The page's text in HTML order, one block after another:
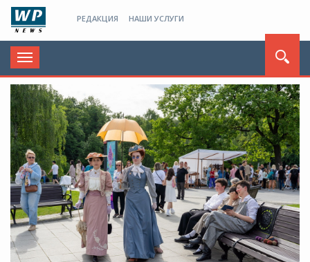
РЕДАКЦИЯ НАШИ УСЛУГИ
Toggle
navigation